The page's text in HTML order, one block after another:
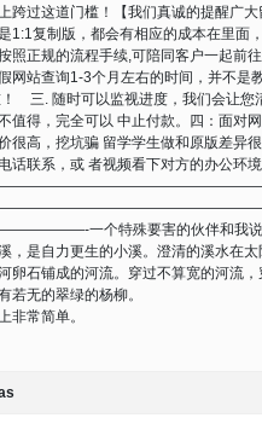
跨过这道门槛！【我们真诚的提醒
1:1复制版，都会有相应的成本在里
照正规的流程手续,可陪同客户一起前
网站查询1-3个月左右的时间，并不是
三. 随时可以监视进度，我们会让您
值得，完全可以 中止付款。四：面对
很高，挖坑骗 留学学生做和原版差异
话联系，或 者视频看下对方的办公环
一个特殊要害的伙伴和我说过:
，是自力更生的小溪。澄清的溪水在
卵石铺成的河流。穿过不算宽的河流
若无的翠绿的杨柳。
非常简单。